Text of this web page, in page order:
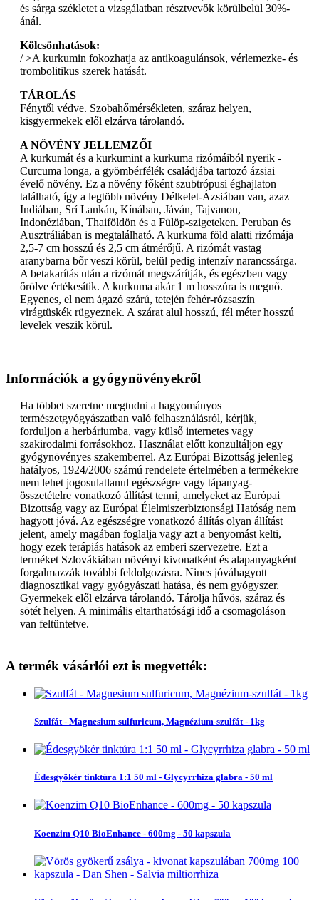
és sárga székletet a vizsgálatban résztvevők körülbelül 30%-
ánál.
Kölcsönhatások:
/ >A kurkumin fokozhatja az antikoagulánsok, vérlemezke- és
trombolitikus szerek hatását.
TÁROLÁS
Fénytől védve. Szobahőmérsékleten, száraz helyen,
kisgyermekek elől elzárva tárolandó.
A NÖVÉNY JELLEMZŐI
A kurkumát és a kurkumint a kurkuma rizómáiból nyerik -
Curcuma longa, a gyömbérfélék családjába tartozó ázsiai
évelő növény. Ez a növény főként szubtrópusi éghajlaton
található, így a legtöbb növény Délkelet-Ázsiában van, azaz
Indiában, Srí Lankán, Kínában, Jáván, Tajvanon,
Indonéziában, Thaiföldön és a Fülöp-szigeteken. Peruban és
Ausztráliában is megtalálható. A kurkuma föld alatti rizómája
2,5-7 cm hosszú és 2,5 cm átmérőjű. A rizómát vastag
aranybarna bőr veszi körül, belül pedig intenzív narancssárga.
A betakarítás után a rizómát megszárítják, és egészben vagy
őrölve értékesítik. A kurkuma akár 1 m hosszúra is megnő.
Egyenes, el nem ágazó szárú, tetején fehér-rózsaszín
virágtüskék rügyeznek. A szárat alul hosszú, fél méter hosszú
levelek veszik körül.
Információk a gyógynövényekről
Ha többet szeretne megtudni a hagyományos
természetgyógyászatban való felhasználásról, kérjük,
forduljon a herbáriumba, vagy külső internetes vagy
szakirodalmi forrásokhoz. Használat előtt konzultáljon egy
gyógynövényes szakemberrel. Az Európai Bizottság jelenleg
hatályos, 1924/2006 számú rendelete értelmében a termékekre
nem lehet jogosulatlanul egészségre vagy tápanyag-
összetételre vonatkozó állítást tenni, amelyeket az Európai
Bizottság vagy az Európai Élelmiszerbiztonsági Hatóság nem
hagyott jóvá. Az egészségre vonatkozó állítás olyan állítást
jelent, amely magában foglalja vagy azt a benyomást kelti,
hogy ezek terápiás hatások az emberi szervezetre. Ezt a
terméket Szlovákiában növényi kivonatként és alapanyagként
forgalmazzák további feldolgozásra. Nincs jóváhagyott
diagnosztikai vagy gyógyászati hatása, és nem gyógyszer.
Gyermekek elől elzárva tárolandó. Tárolja hűvös, száraz és
sötét helyen. A minimális eltarthatósági idő a csomagoláson
van feltüntetve.
A termék vásárlói ezt is megvették:
Szulfát - Magnesium sulfuricum, Magnézium-szulfát - 1kg
Édesgyökér tinktúra 1:1 50 ml - Glycyrrhiza glabra - 50 ml
Koenzim Q10 BioEnhance - 600mg - 50 kapszula